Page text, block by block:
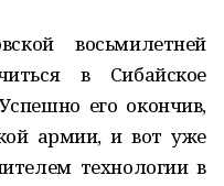
восьмилетней
в Сибайское
его окончив,
армии, и вот уже
технологии в